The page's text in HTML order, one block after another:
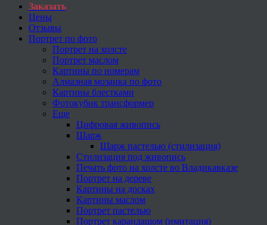
Заказать
Цены
Отзывы
Портрет по фото
Портрет на холсте
Портрет маслом
Картины по номерам
Алмазная мозаика по фото
Картины блестками
Фотокубик трансформер
Еще
Цифровая живопись
Шарж
Шарж пастелью (стилизация)
Стилизация под живопись
Печать фото на холсте во Владикавказе
Портрет на дереве
Картины на досках
Картины маслом
Портрет пастелью
Портрет карандашом (имитация)